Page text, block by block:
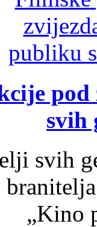
svih
svih
„Kino